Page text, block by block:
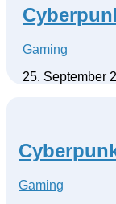
Gaming
25. September
Gaming